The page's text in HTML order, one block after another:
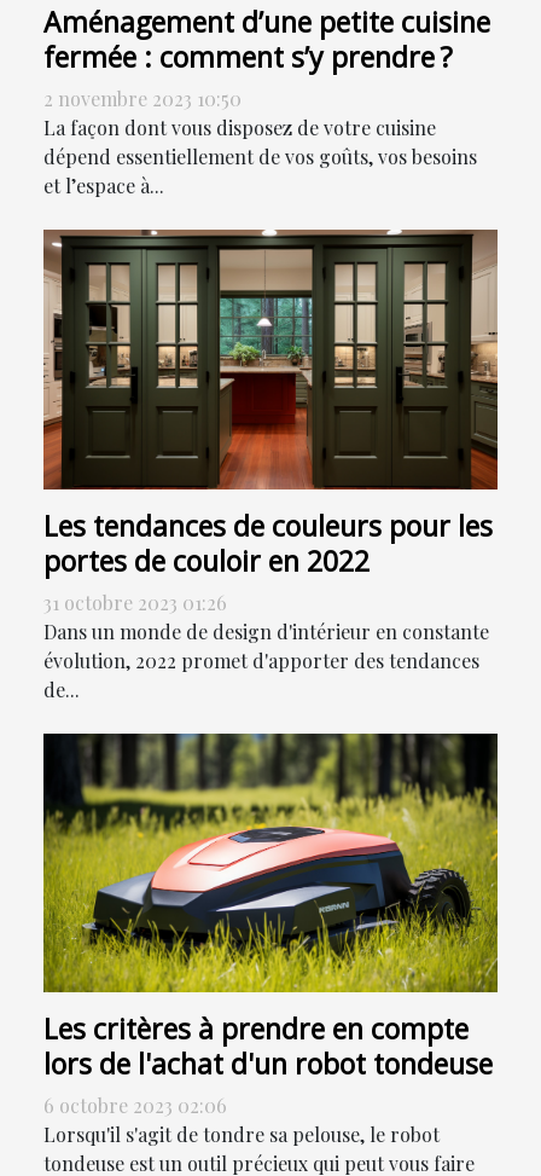
Aménagement d’une petite cuisine
fermée : comment s’y prendre ?
2 novembre 2023 10:50
La façon dont vous disposez de votre cuisine
dépend essentiellement de vos goûts, vos besoins
et l’espace à...
Les tendances de couleurs pour les
portes de couloir en 2022
31 octobre 2023 01:26
Dans un monde de design d'intérieur en constante
évolution, 2022 promet d'apporter des tendances
de...
Les critères à prendre en compte
lors de l'achat d'un robot tondeuse
6 octobre 2023 02:06
Lorsqu'il s'agit de tondre sa pelouse, le robot
tondeuse est un outil précieux qui peut vous faire